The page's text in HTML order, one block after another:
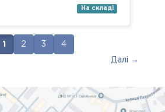
На складі
1 2 3 4
Далі →